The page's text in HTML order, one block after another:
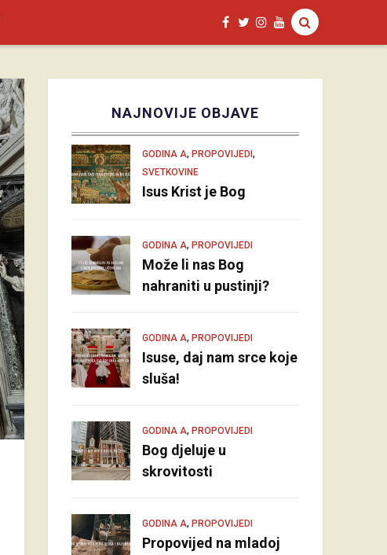
NAJNOVIJE OBJAVE
GODINA A, PROPOVIJEDI ,
SVETKOVINE
Isus Krist je Bog
GODINA A, PROPOVIJEDI
Može li nas Bog
nahraniti u pustinji?
GODINA A, PROPOVIJEDI
Isuse, daj nam srce koje
sluša!
GODINA A, PROPOVIJEDI
Bog djeluje u
skrovitosti
GODINA A, PROPOVIJEDI
Propovijed na mladoj